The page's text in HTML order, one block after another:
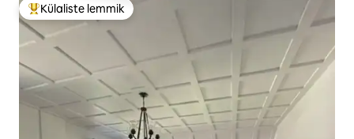
Külaliste suur lemmik
Külaliste lemmik